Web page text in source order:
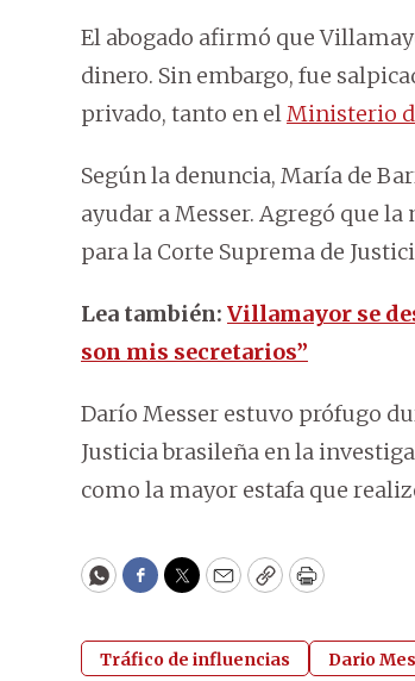
El abogado afirmó que
dinero. Sin embargo, fue
privado, tanto en elMinisterio
Según la denuncia, María de
ayudar a Messer. Agregó que
para la Corte Suprema de
Lea también: Villamayor se
son mis secretarios”
Darío Messer estuvo prófugo
Justicia brasileña en la
como la mayor estafa que
WhatsApp
Facebook
Twitter
EmailCopyPrint
Tráfico de influencias Dario